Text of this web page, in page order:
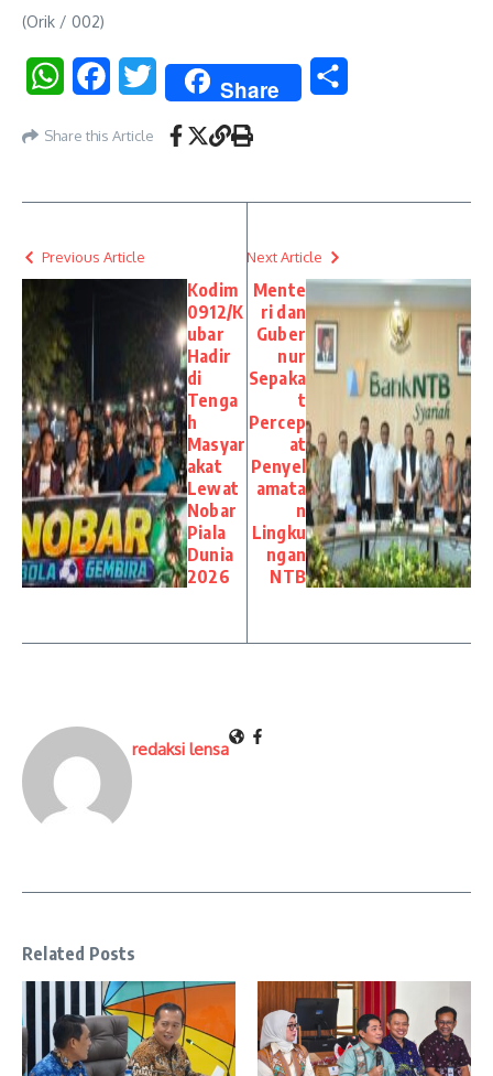
(Orik / 002)
WhatsAppFacebookTwitter Share
Share this Article
Previous Article
Kodim
0912/K
ubar
Hadir
di
Tenga
h
Masyar
akat
Lewat
Nobar
Piala
Dunia
2026
Next Article
Mente
ri dan
Guber
nur
Sepaka
t
Percep
at
Penyel
amata
n
Lingku
ngan
NTB
redaksi lensa
Related Posts